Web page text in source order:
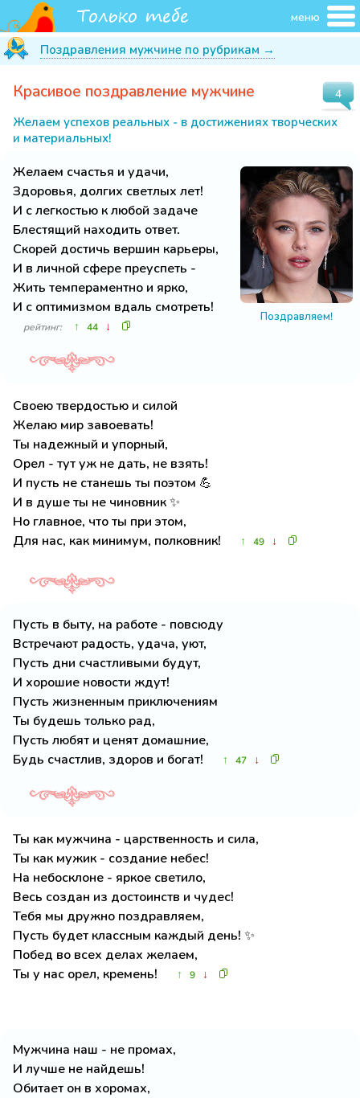
меню
Поздравления мужчине по рубрикам →
4
Красивое поздравление мужчине
Желаем успехов реальных - в достижениях творческих
и материальных!
Поздравляем!
Желаем счастья и удачи,
Здоровья, долгих светлых лет!
И с легкостью к любой задаче
Блестящий находить ответ.
Скорей достичь вершин карьеры,
И в личной сфере преуспеть -
Жить темпераментно и ярко,
И с оптимизмом вдаль смотреть!
рейтинг: ↑ 44 ↓
Своею твердостью и силой
Желаю мир завоевать!
Ты надежный и упорный,
Орел - тут уж не дать, не взять!
И пусть не станешь ты поэтом 💪
И в душе ты не чиновник ✨
Но главное, что ты при этом,
Для нас, как минимум, полковник!
↑ 49 ↓
Пусть в быту, на работе - повсюду
Встречают радость, удача, уют,
Пусть дни счастливыми будут,
И хорошие новости ждут!
Пусть жизненным приключениям
Ты будешь только рад,
Пусть любят и ценят домашние,
Будь счастлив, здоров и богат!
↑ 47 ↓
Ты как мужчина - царственность и сила,
Ты как мужик - создание небес!
На небосклоне - яркое светило,
Весь создан из достоинств и чудес!
Тебя мы дружно поздравляем,
Пусть будет классным каждый день! ✨
Побед во всех делах желаем,
Ты у нас орел, кремень!
↑ 9 ↓
Мужчина наш - не промах,
И лучше не найдешь!
Обитает он в хоромах,